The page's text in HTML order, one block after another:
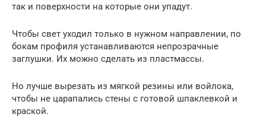
так и поверхности на которые они упадут.
Чтобы свет уходил только в нужном направлении, по
бокам профиля устанавливаются непрозрачные
заглушки. Их можно сделать из пластмассы.
Но лучше вырезать из мягкой резины или войлока,
чтобы не царапались стены с готовой шпаклевкой и
краской.